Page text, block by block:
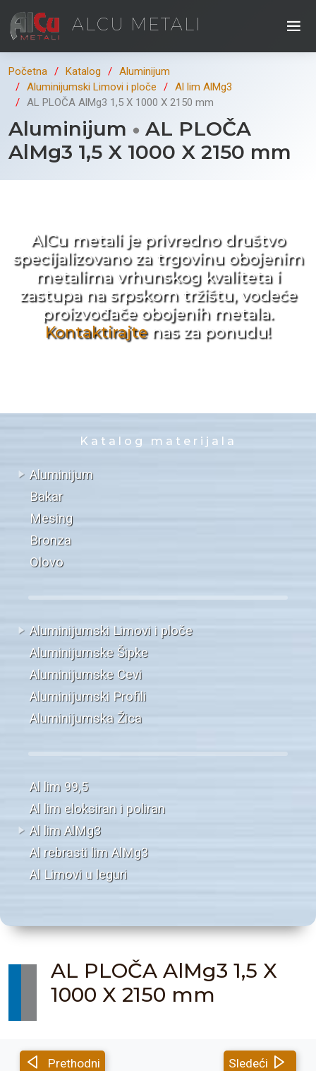
ALCU METALI
Početna Katalog
Aluminijum
Aluminijumski Limovi i ploče
Al lim AlMg3
AL PLOČA AlMg3 1,5 X 1000 X 2150 mm
Aluminijum
AL PLOČA
AlMg3 1,5 X 1000 X 2150 mm
AlCu metali je privredno društvo
specijalizovano za trgovinu obojenim
metalima vrhunskog kvaliteta i
zastupa na srpskom tržištu, vodeće
proizvođače obojenih metala.
Kontaktirajtenas za ponudu!
Katalog materijala
Aluminijum
Bakar
Mesing
Bronza
Olovo
Aluminijumski Limovi i ploče
Aluminijumske Šipke
Aluminijumske Cevi
Aluminijumski Profili
Aluminijumska Žica
Al lim 99,5
Al lim eloksiran i poliran
Al lim AlMg3
Al rebrasti lim AlMg3
Al Limovi u leguri
AL PLOČA AlMg3 1,5 X
1000 X 2150 mm
Prethodni Sledeći